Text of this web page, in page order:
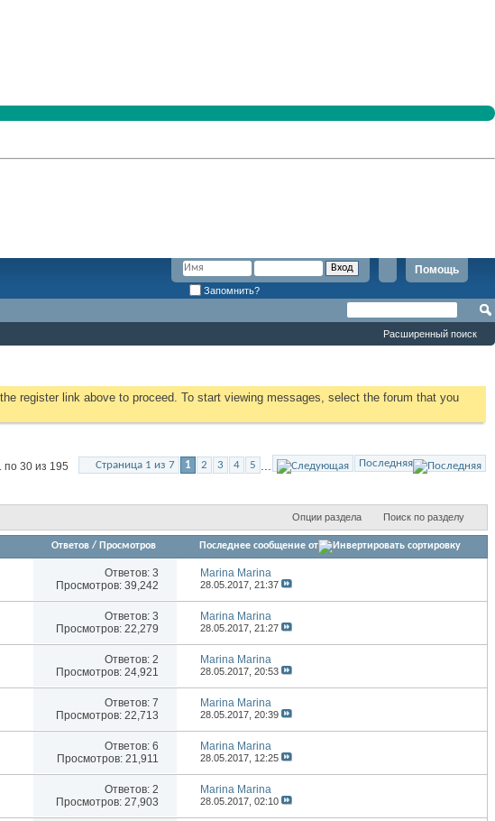
Помощь
Запомнить?
Расширенный поиск
register link above to proceed. To start viewing messages, select the forum that you
Страница 1 из 7 1 2 3 4 5 Последняя
по 30 из 195
Опции раздела Поиск по разделу
Ответов / Просмотров Последнее сообщение от
Ответов: 3
Просмотров: 39,242
Marina Marina
28.05.2017,21:37
Ответов: 3
Просмотров: 22,279
Marina Marina
28.05.2017,21:27
Ответов: 2
Просмотров: 24,921
Marina Marina
28.05.2017,20:53
Ответов: 7
Просмотров: 22,713
Marina Marina
28.05.2017,20:39
Ответов: 6
Просмотров: 21,911
Marina Marina
28.05.2017, 12:25
Ответов: 2
Просмотров: 27,903
Marina Marina
28.05.2017,02:10